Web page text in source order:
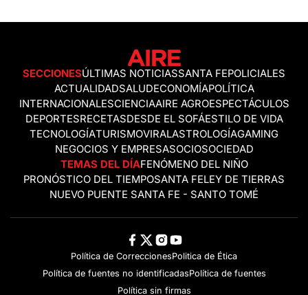
SECCIONESÚLTIMAS NOTICIASSANTA FEPOLICIALES
ACTUALIDADSALUDECONOMÍAPOLÍTICA
INTERNACIONALESCIENCIAAIRE AGROESPECTÁCULOS
DEPORTESRECETASDESDE EL SOFÁESTILO DE VIDA
TECNOLOGÍATURISMOVIRALASTROLOGÍAGAMING
NEGOCIOS Y EMPRESASOCIOSOCIEDAD
TEMAS DEL DÍAFENÓMENO DEL NIÑO
PRONÓSTICO DEL TIEMPOSANTA FELEY DE TIERRAS
NUEVO PUENTE SANTA FE - SANTO TOMÉ
Política de CorreccionesPolitica de Ética
Política de fuentes no identificadasPolítica de fuentes
Política sin firmas